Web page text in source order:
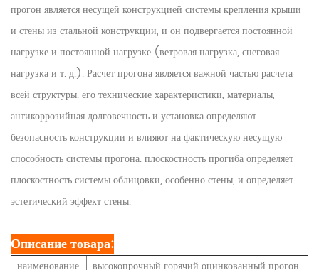
прогон является несущей конструкцией системы крепления крыши
и стены из стальной конструкции, и он подвергается постоянной
нагрузке и постоянной нагрузке (ветровая нагрузка, снеговая
нагрузка и т. д.). Расчет прогона является важной частью расчета
всей структуры. его технические характеристики, материалы,
антикоррозийная долговечность и установка определяют
безопасность конструкции и влияют на фактическую несущую
способность системы прогона. плоскостность прогиба определяет
плоскостность системы облицовки, особенно стены, и определяет
эстетический эффект стены.
Описание товара:
наименование высокопрочный горячий оцинкованный прогон